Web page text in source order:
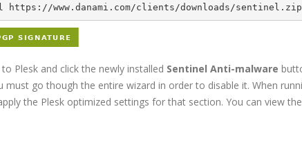
www.danami.com/clients/downloads/sentinel.zip
Plesk and click the newly installed Sentinel Anti-malware
must go though the entire wizard in order to disable it. When
the Plesk optimized settings for that section. You can view